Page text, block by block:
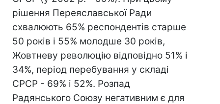
рішення Переяславської Ради
схвалюють 65% респондентів старше
50 років і 55% молодше 30 років,
Жовтневу революцію відповідно 51% і
34%, період перебування у складі
СРСР - 69% і 52%. Розпад
Радянського Союзу негативним є для